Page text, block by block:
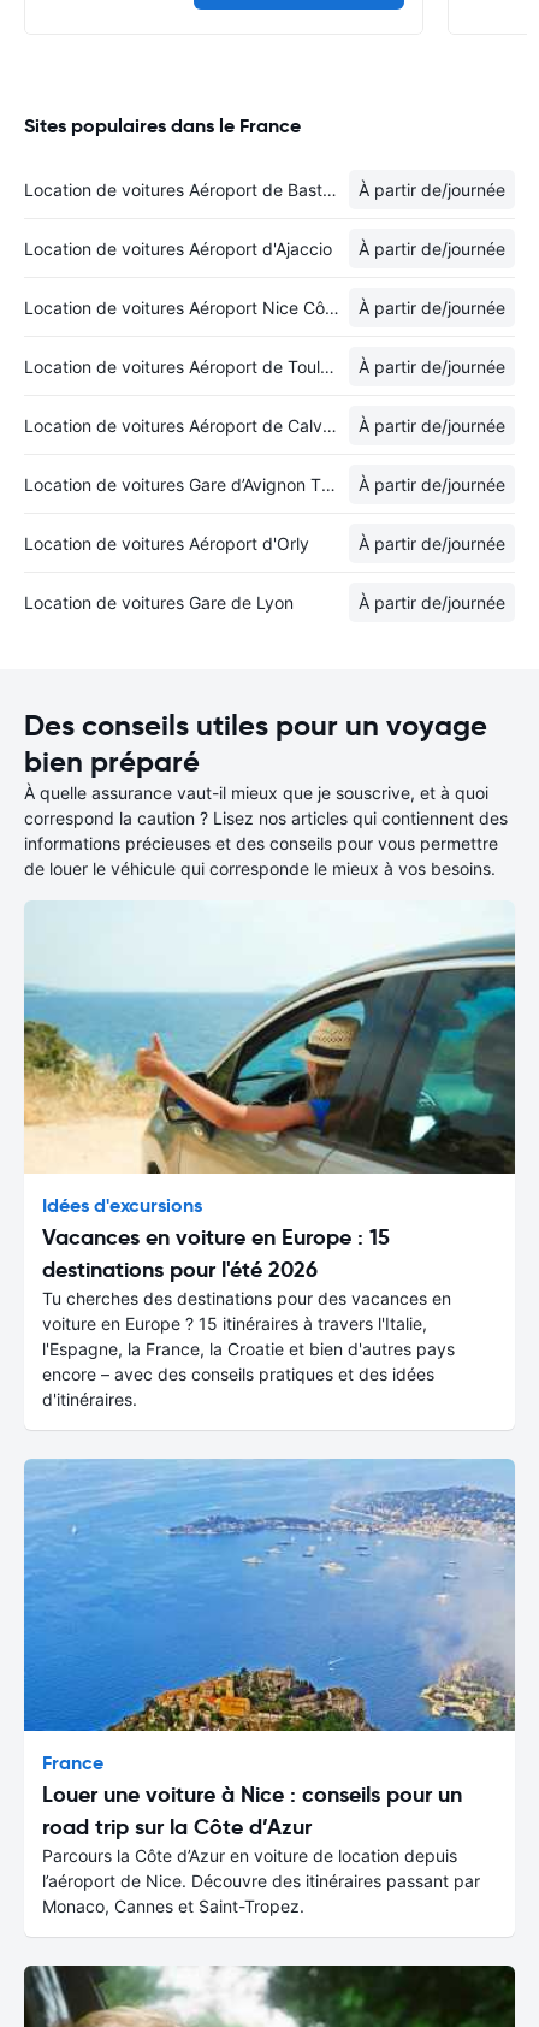
Sites populaires dans le France
Location de voitures Aéroport de Bastia-Poretta À partir de/journée
Location de voitures Aéroport d'Ajaccio À partir de/journée
Location de voitures Aéroport Nice Côte d'Azur À partir de/journée
Location de voitures Aéroport de Toulouse-Blagnac À partir de/journée
Location de voitures Aéroport de Calvi-Sainte-Catherine À partir de/journée
Location de voitures Gare d’Avignon TGV À partir de/journée
Location de voitures Aéroport d'Orly À partir de/journée
Location de voitures Gare de Lyon À partir de/journée
Des conseils utiles pour un voyage
bien préparé
À quelle assurance vaut-il mieux que je souscrive, et à quoi
correspond la caution ? Lisez nos articles qui contiennent des
informations précieuses et des conseils pour vous permettre
de louer le véhicule qui corresponde le mieux à vos besoins.
Idées d'excursions
Vacances en voiture en Europe : 15
destinations pour l'été 2026
Tu cherches des destinations pour des vacances en
voiture en Europe ? 15 itinéraires à travers l'Italie,
l'Espagne, la France, la Croatie et bien d'autres pays
encore – avec des conseils pratiques et des idées
d'itinéraires.
France
Louer une voiture à Nice : conseils pour un
road trip sur la Côte d’Azur
Parcours la Côte d’Azur en voiture de location depuis
l’aéroport de Nice. Découvre des itinéraires passant par
Monaco, Cannes et Saint-Tropez.